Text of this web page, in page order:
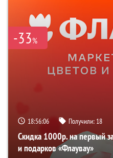
-33%
18:56:05 Получили: 18
Скидка 1000р. на первый
и подарков «Флаувау»